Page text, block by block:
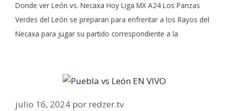
Donde ver León vs. Necaxa Hoy Liga MX A24 Los Panzas
Verdes del León se preparan para enfrentar a los Rayos del
Necaxa para jugar su partido correspondiente a la
julio 16, 2024 por redzer.tv